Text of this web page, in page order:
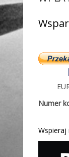
Numer
Wspieraj